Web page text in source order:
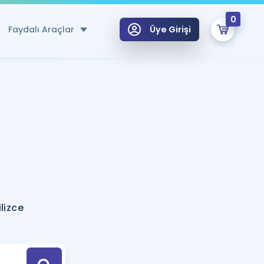
Faydalı Araçlar
Hesaplama Aracı
için Öneriler
Tek Takvimde
Üye Girişi
0